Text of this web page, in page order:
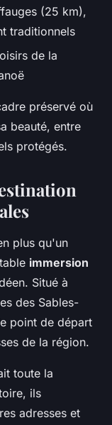
(25 km),
traditionnels
de la
préservé où
beauté, entre
protégés.
plus qu'un
immersion
Situé à
des Sables-
point de départ
de la région.
toute la
ils
adresses et